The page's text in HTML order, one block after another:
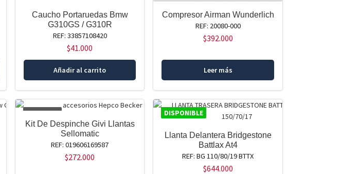
Caucho Portaruedas Bmw
G310GS / G310R
REF: 33857108420
$41.000
Añadir al carrito
Compresor Airman Wunderlich
REF: 20080-000
$392.000
Leer más
AGOTADO
Kit De Despinche Givi Llantas
Sellomatic
REF: 019606169587
$272.000
DISPONIBLE
Llanta Delantera Bridgestone
Battlax At4
REF: BG 110/80/19 BTTX
$644.000